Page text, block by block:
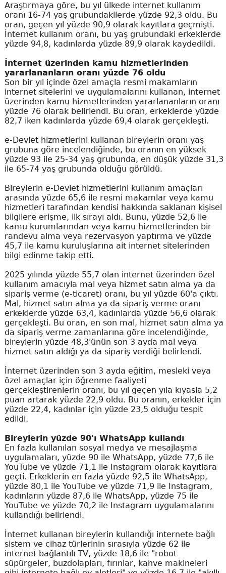
Araştırmaya göre, bu yıl ülkede internet kullanım
oranı 16-74 yaş grubundakilerde yüzde 92,3 oldu. Bu
oran, geçen yıl yüzde 90,9 olarak kayıtlara geçmişti.
İnternet kullanım oranı, bu yaş grubundaki erkeklerde
yüzde 94,8, kadınlarda yüzde 89,9 olarak kaydedildi.
İnternet üzerinden kamu hizmetlerinden
yararlananların oranı yüzde 76 oldu
Son bir yıl içinde özel amaçla resmi makamların
internet sitelerini ve uygulamalarını kullanan, internet
üzerinden kamu hizmetlerinden yararlananların oranı
yüzde 76 olarak belirlendi. Bu oran, erkeklerde yüzde
82,7 iken kadınlarda yüzde 69,4 olarak gerçekleşti.
e-Devlet hizmetlerini kullanan bireylerin oranı yaş
grubuna göre incelendiğinde, bu oranın en yüksek
yüzde 93 ile 25-34 yaş grubunda, en düşük yüzde 31,3
ile 65-74 yaş grubunda olduğu görüldü.
Bireylerin e-Devlet hizmetlerini kullanım amaçları
arasında yüzde 65,6 ile resmi makamlar veya kamu
hizmetleri tarafından kendisi hakkında saklanan kişisel
bilgilere erişme, ilk sırayı aldı. Bunu, yüzde 52,6 ile
kamu kurumlarından veya kamu hizmetlerinden bir
randevu alma veya rezervasyon yaptırma ve yüzde
45,7 ile kamu kuruluşlarına ait internet sitelerinden
bilgi edinme takip etti.
2025 yılında yüzde 55,7 olan internet üzerinden özel
kullanım amacıyla mal veya hizmet satın alma ya da
sipariş verme (e-ticaret) oranı, bu yıl yüzde 60'a çıktı.
Mal, hizmet satın alma ya da sipariş verme oranı
erkeklerde yüzde 63,4, kadınlarda yüzde 56,6 olarak
gerçekleşti. Bu oran, en son mal, hizmet satın alma ya
da sipariş verme zamanlarına göre incelendiğinde,
bireylerin yüzde 48,3'ünün son 3 ayda mal veya
hizmet satın aldığı ya da sipariş verdiği belirlendi.
İnternet üzerinden son 3 ayda eğitim, mesleki veya
özel amaçlar için öğrenme faaliyeti
gerçekleştirenlerin oranı, bu yıl geçen yıla kıyasla 5,2
puan artarak yüzde 22,9 oldu. Bu oranın, erkekler için
yüzde 22,4, kadınlar için yüzde 23,5 olduğu tespit
edildi.
Bireylerin yüzde 90'ı WhatsApp kullandı
En fazla kullanılan sosyal medya ve mesajlaşma
uygulamaları, yüzde 90 ile WhatsApp, yüzde 77,6 ile
YouTube ve yüzde 71,1 ile Instagram olarak kayıtlara
geçti. Erkeklerin en fazla yüzde 92,5 ile WhatsApp,
yüzde 80,1 ile YouTube ve yüzde 71,9 ile Instagram,
kadınların yüzde 87,6 ile WhatsApp, yüzde 75 ile
YouTube ve yüzde 70,2 ile Instagram uygulamalarını
kullandığı belirlendi.
İnternet kullanan bireylerin kullandığı internete bağlı
sistem ve cihaz türlerinin sırasıyla yüzde 62 ile
internet bağlantılı TV, yüzde 18,6 ile "robot
süpürgeler, buzdolapları, fırınlar, kahve makineleri